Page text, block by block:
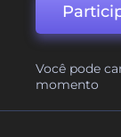
Você pode
momento